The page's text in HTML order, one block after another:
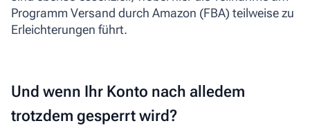
Programm Versand durch Amazon (FBA) teilweise zu
Erleichterungen führt.
Und wenn Ihr Konto nach alledem
trotzdem gesperrt wird?